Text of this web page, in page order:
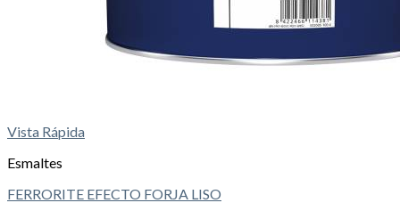
Vista Rápida
Esmaltes
FERRORITE EFECTO FORJA LISO